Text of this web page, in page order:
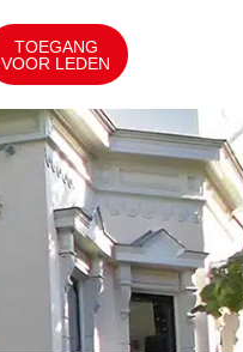
TOEGANG
VOOR LEDEN